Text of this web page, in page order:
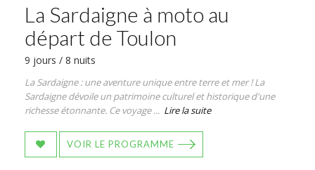
La Sardaigne à moto au
départ de Toulon
9 jours / 8 nuits
La Sardaigne : une aventure unique entre terre et mer ! La
Sardaigne dévoile un patrimoine culturel et historique d'une
richesse étonnante. Ce voyage ... Lire la suite
VOIR LE PROGRAMME